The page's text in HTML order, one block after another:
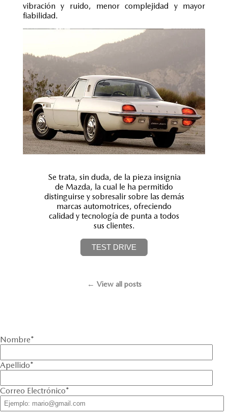
vibración y ruido, menor complejidad y mayor
fiabilidad.
Se trata, sin duda, de la pieza insignia
de Mazda, la cual le ha permitido
distinguirse y sobresalir sobre las demás
marcas automotrices, ofreciendo
calidad y tecnología de punta a todos
sus clientes.
TEST DRIVE
← View all posts
Nombre*
Apellido*
Correo Electrónico*